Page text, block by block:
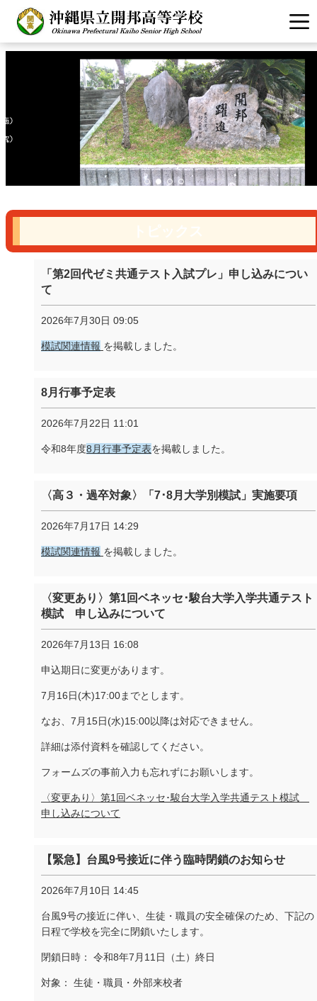
「第2回代ゼミ共通テスト入試プレ」申し込みについ
て
2026年7月30日 09:05
模試関連情報 を掲載しました。
8月行事予定表
2026年7月22日 11:01
令和8年度8月行事予定表を掲載しました。
〈高３・過卒対象〉「7･8月大学別模試」実施要項
2026年7月17日 14:29
模試関連情報 を掲載しました。
〈変更あり〉第1回ベネッセ･駿台大学入学共通テスト
模試 申し込みについて
2026年7月13日 16:08
申込期日に変更があります。
7月16日(木)17:00までとします。
なお、7月15日(水)15:00以降は対応できません。
詳細は添付資料を確認してください。
フォームズの事前入力も忘れずにお願いします。
〈変更あり〉第1回ベネッセ･駿台大学入学共通テスト模試
申し込みについて
【緊急】台風9号接近に伴う臨時閉鎖のお知らせ
2026年7月10日 14:45
台風9号の接近に伴い、生徒・職員の安全確保のため、下記の
日程で学校を完全に閉鎖いたします。
閉鎖日時： 令和8年7月11日（土）終日
対象： 生徒・職員・外部来校者